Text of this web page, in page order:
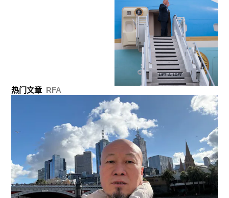
热门文章 RFA